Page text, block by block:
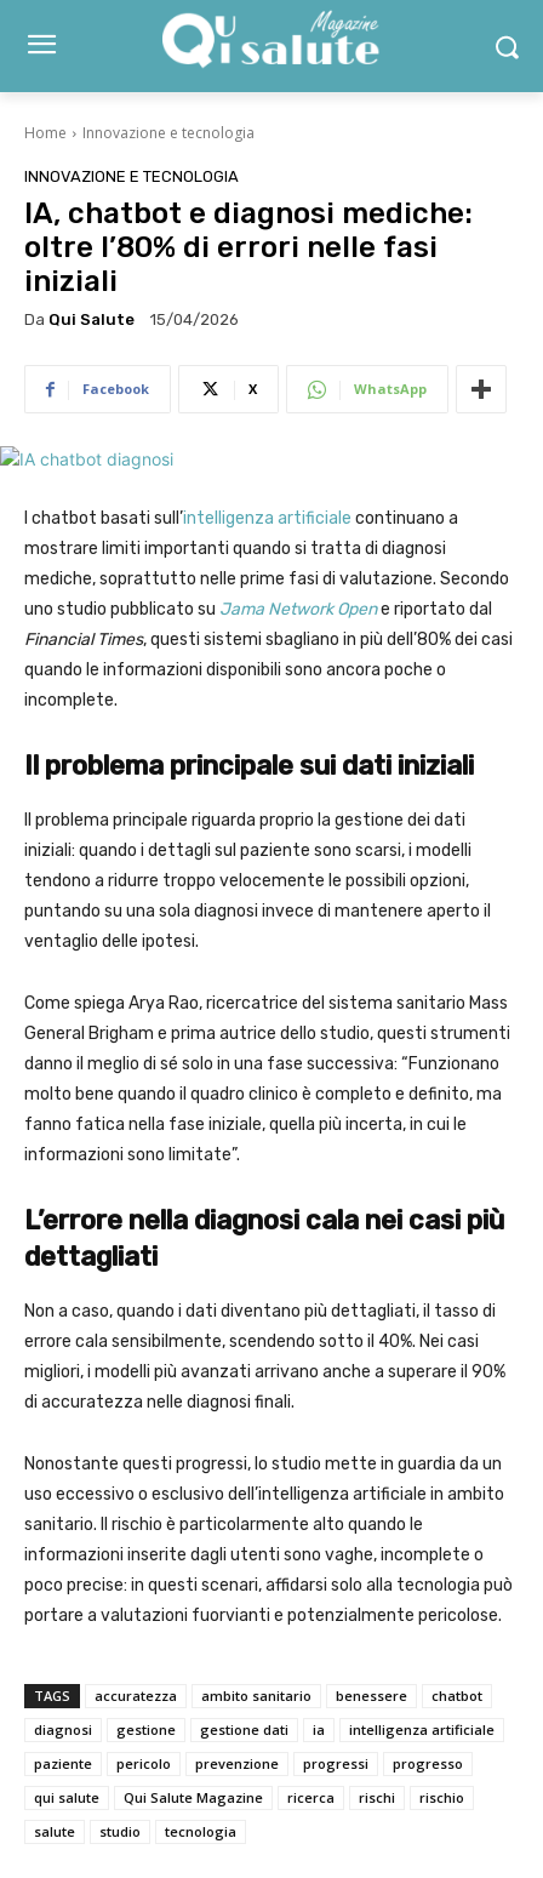
Home Innovazione e tecnologia
INNOVAZIONE E TECNOLOGIA
IA, chatbot e diagnosi mediche:
oltre l’80% di errori nelle fasi
iniziali
Da Qui Salute 15/04/2026
Facebook X WhatsApp
I chatbot basati sull’intelligenza artificiale continuano a
mostrare limiti importanti quando si tratta di diagnosi
mediche, soprattutto nelle prime fasi di valutazione. Secondo
uno studio pubblicato su Jama Network Opene riportato dal
Financial Times, questi sistemi sbagliano in più dell’80% dei casi
quando le informazioni disponibili sono ancora poche o
incomplete.
Il problema principale sui dati iniziali
Il problema principale riguarda proprio la gestione dei dati
iniziali: quando i dettagli sul paziente sono scarsi, i modelli
tendono a ridurre troppo velocemente le possibili opzioni,
puntando su una sola diagnosi invece di mantenere aperto il
ventaglio delle ipotesi.
Come spiega Arya Rao, ricercatrice del sistema sanitario Mass
General Brigham e prima autrice dello studio, questi strumenti
danno il meglio di sé solo in una fase successiva: “Funzionano
molto bene quando il quadro clinico è completo e definito, ma
fanno fatica nella fase iniziale, quella più incerta, in cui le
informazioni sono limitate”.
L’errore nella diagnosi cala nei casi più
dettagliati
Non a caso, quando i dati diventano più dettagliati, il tasso di
errore cala sensibilmente, scendendo sotto il 40%. Nei casi
migliori, i modelli più avanzati arrivano anche a superare il 90%
di accuratezza nelle diagnosi finali.
Nonostante questi progressi, lo studio mette in guardia da un
uso eccessivo o esclusivo dell’intelligenza artificiale in ambito
sanitario. Il rischio è particolarmente alto quando le
informazioni inserite dagli utenti sono vaghe, incomplete o
poco precise: in questi scenari, affidarsi solo alla tecnologia può
portare a valutazioni fuorvianti e potenzialmente pericolose.
TAGS accuratezza ambito sanitario benessere
chatbot
diagnosi
gestione gestione dati ia
intelligenza artificiale
paziente
pericolo prevenzione progressi
progresso
qui salute
Qui Salute Magazine ricerca rischi
rischio
salute
studio tecnologia